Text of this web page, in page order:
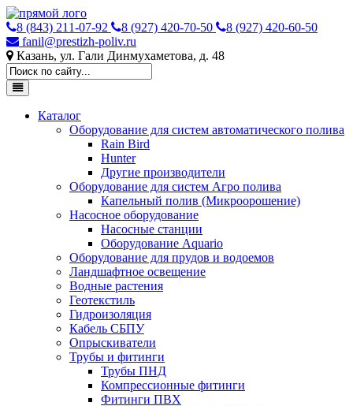
8 (843) 211-07-92 8 (927) 420-70-50
8 (927) 420-60-50
fanil@prestizh-poliv.ru
Казань, ул. Гали Динмухаметова, д. 48
Каталог
Оборудование для систем автоматического полива
Rain Bird
Hunter
Другие производители
Оборудование для систем Агро полива
Капельный полив (Микроорошение)
Насосное оборудование
Насосные станции
Оборудование Aquario
Оборудование для прудов и водоемов
Ландшафтное освещение
Водные растения
Геотекстиль
Гидроизоляция
Кабель СБПУ
Опрыскиватели
Трубы и фитинги
Трубы ПНД
Компрессионные фитинги
Фитинги ПВХ